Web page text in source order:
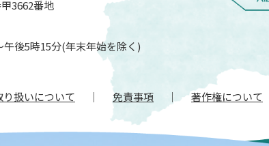
扱いについて 免責事項 著作権について
3662番地
後5時15分(年末年始を除く)